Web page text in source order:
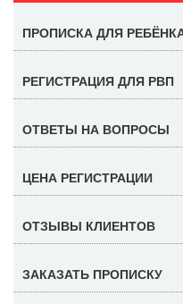
ПРОПИСКА ДЛЯ
РЕГИСТРАЦИЯ ДЛЯ РВП
ОТВЕТЫ НА ВОПРОСЫ
ЦЕНА РЕГИСТРАЦИИ
ОТЗЫВЫ КЛИЕНТОВ
ЗАКАЗАТЬ ПРОПИСКУ